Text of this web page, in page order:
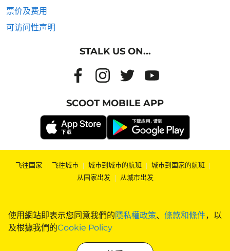
使用網站即表示您同意我們的隱私權政策、 條款和條件，以
及根據我們的Cookie Policy
票价及费用
可访问性声明
STALK US ON...
SCOOT MOBILE APP
飞往国家 | 飞往城市 | 城市到城市的航班 | 城市到国家的航班 |
从国家出发 | 从城市出发